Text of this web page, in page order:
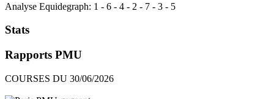
Analyse Equidegraph: 1 - 6 - 4 - 2 - 7 - 3 - 5
Stats
Rapports PMU
COURSES DU 30/06/2026